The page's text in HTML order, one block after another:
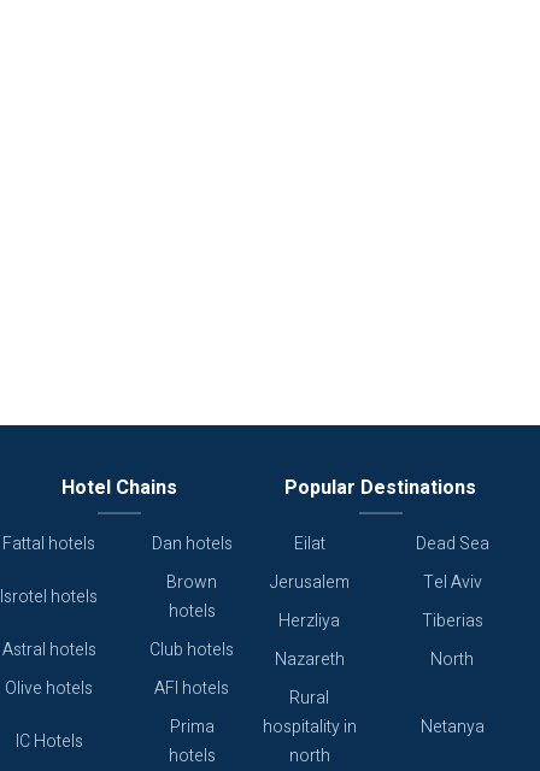
Hotel Chains
Fattal hotels Dan hotels
Isrotel hotels
Brown
hotels
Astral hotels
Club hotels
Olive hotels
AFI hotels
IC Hotels
Prima
hotels
Popular Destinations
Eilat
Dead Sea
Jerusalem
Tel Aviv
Herzliya
Tiberias
Nazareth
North
Rural
hospitality in
north
Netanya